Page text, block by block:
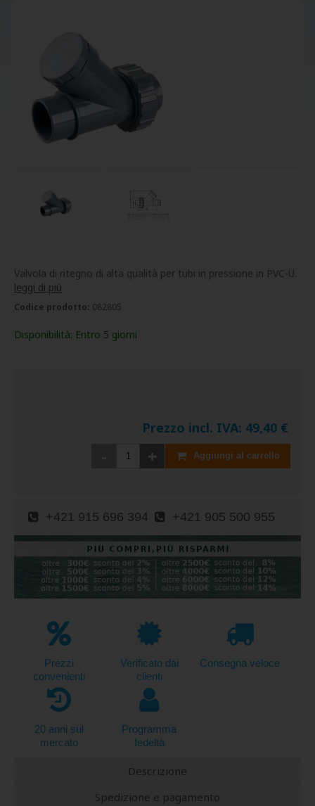
Valvola di ritegno di alta qualità per tubi in pressione in PVC-U.
leggi di più
Codice prodotto: 082805
Disponibilità: Entro 5 giorni
Prezzo incl. IVA: 49,40 €
+ Aggiungi al carrello
+421 915 696 394 +421 905 500 955
Prezzi
convenienti
Verificato dai
clienti
Consegna veloce
20 anni sul
mercato
Programma
fedeltà
Descrizione
Spedizione e pagamento